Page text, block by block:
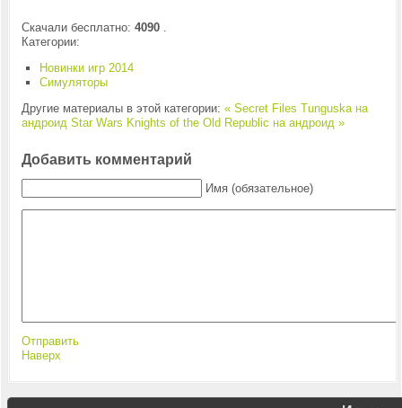
Скачали бесплатно: 4090.
Категории:
Новинки игр 2014
Симуляторы
Другие материалы в этой категории: « Secret Files Tunguska на
андроид Star Wars Knights of the Old Republic на андроид »
Добавить комментарий
Имя (обязательное)
Отправить
Наверх